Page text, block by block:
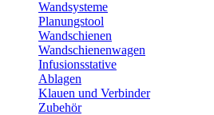
Wandsysteme
Planungstool
Wandschienen
Wandschienenwagen
Infusionsstative
Ablagen
Klauen und Verbinder
Zubehör